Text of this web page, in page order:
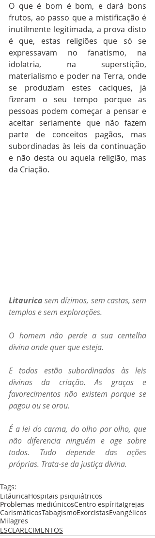
O que é bom é bom, e dará bons
frutos, ao passo que a mistificação é
inutilmente legitimada, a prova disto
é que, estas religiões que só se
expressavam no fanatismo, na
idolatria, na superstição,
materialismo e poder na Terra, onde
se produziam estes caciques, já
fizeram o seu tempo porque as
pessoas podem começar a pensar e
aceitar seriamente que não fazem
parte de conceitos pagãos, mas
subordinadas às leis da continuação
e não desta ou aquela religião, mas
da Criação.
Litaurica sem dízimos, sem castas, sem
templos e sem explorações.
O homem não perde a sua centelha
divina onde quer que esteja.
E todos estão subordinados às leis
divinas da criação. As graças e
favorecimentos não existem porque se
pagou ou se orou.
É a lei do carma, do olho por olho, que
não diferencia ninguém e age sobre
todos. Tudo depende das ações
próprias. Trata-se da justiça divina.
Tags:
LitáuricaHospitais psiquiátricos
Problemas mediúnicosCentro espíritaIgrejas
CarismáticosTabagismoExorcistasEvangélicos
Milagres
ESCLARECIMENTOS